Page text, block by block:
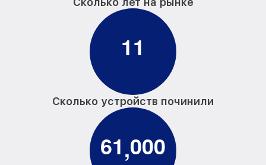
11
Сколько устройств починили
61,000